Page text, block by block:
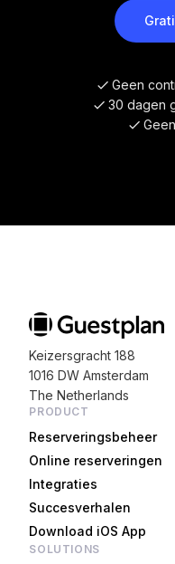
Geen
30 dagen
Keizersgracht 188
1016 DW Amsterdam
The Netherlands
PRODUCT
Reserveringsbeheer
Online reserveringen
Integraties
Succesverhalen
Download iOS App
SOLUTIONS